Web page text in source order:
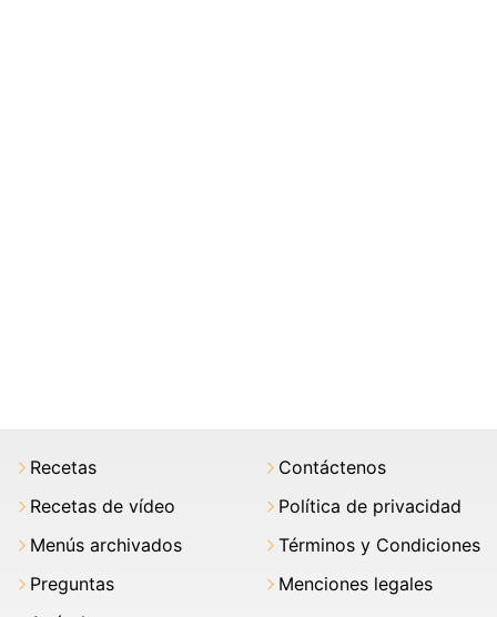
Recetas
Recetas de vídeo
Menús archivados
Preguntas
Contáctenos
Política de privacidad
Términos y Condiciones
Menciones legales